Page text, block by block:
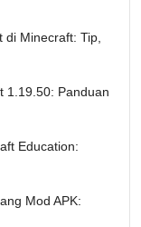
Minecraft: Tip,
1.19.50: Panduan
Education:
Mod APK: